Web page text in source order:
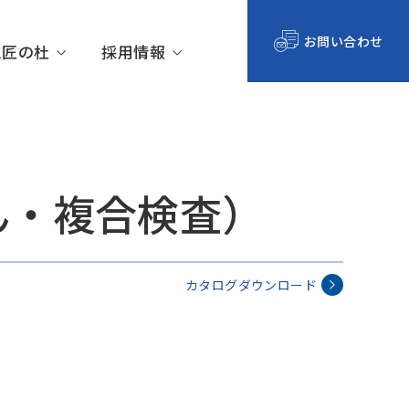
お問い合わせ
沿革
オプション
の杜 採用情報
複合検査）
カタログダウンロード